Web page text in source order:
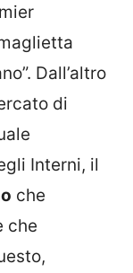
Dall’altro
di
Interni, il
che
che